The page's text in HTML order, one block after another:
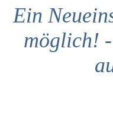
Ein
möglich!